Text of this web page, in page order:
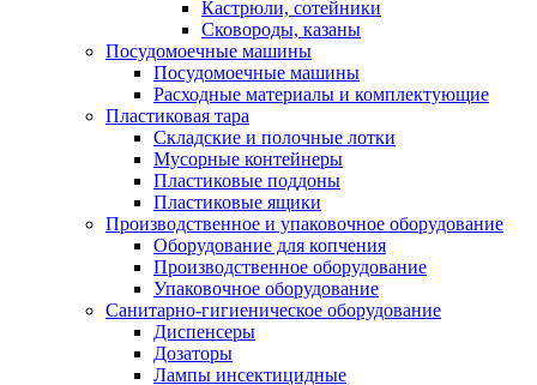
Кастрюли, сотейники
Сковороды, казаны
Посудомоечные машины
Посудомоечные машины
Расходные материалы и комплектующие
Пластиковая тара
Складские и полочные лотки
Мусорные контейнеры
Пластиковые поддоны
Пластиковые ящики
Производственное и упаковочное оборудование
Оборудование для копчения
Производственное оборудование
Упаковочное оборудование
Санитарно-гигиеническое оборудование
Диспенсеры
Дозаторы
Лампы инсектицидные